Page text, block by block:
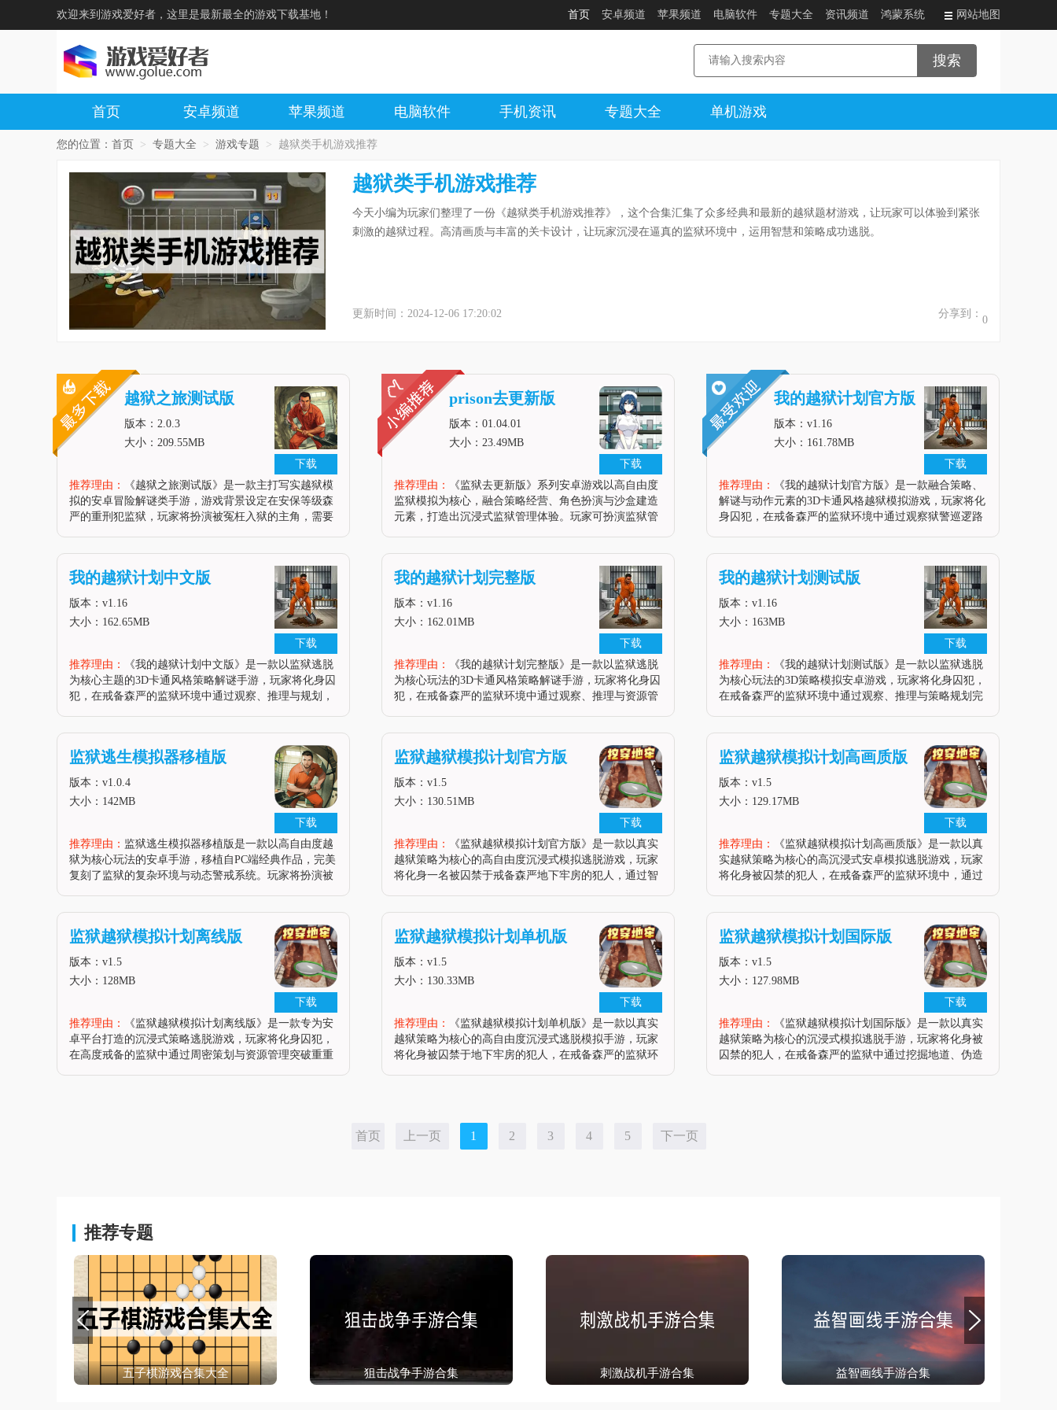
欢迎来到游戏爱好者，这里是最新最全的游戏下载基地！ 首页 安卓频道 苹果频道 电脑软件 专题大全 资讯频道 鸿蒙系统 网站地图
首页 安卓频道 苹果频道 电脑软件 手机资讯 专题大全 单机游戏
您的位置： 首页 > 专题大全 > 游戏专题 > 越狱类手机游戏推荐
越狱类手机游戏推荐
今天小编为玩家们整理了一份《越狱类手机游戏推荐》，这个合集汇集了众多经典和最新的越狱题材游戏，让玩家可以体验到紧张
刺激的越狱过程。高清画质与丰富的关卡设计，让玩家沉浸在逼真的监狱环境中，运用智慧和策略成功逃脱。
更新时间：2024-12-06 17:20:02 分享到：
0
下载
越狱之旅测试版
版本：2.0.3
大小：209.55MB
推荐理由：
《越狱之旅测试版》是一款主打写实越狱模
拟的安卓冒险解谜类手游，游戏背景设定在安保等级森
严的重刑犯监狱，玩家将扮演被冤枉入狱的主角，需要
下载
prison去更新版
版本：01.04.01
大小：23.49MB
推荐理由：
《监狱去更新版》系列安卓游戏以高自由度
监狱模拟为核心，融合策略经营、角色扮演与沙盒建造
元素，打造出沉浸式监狱管理体验。玩家可扮演监狱管
下载
我的越狱计划官方版
版本：v1.16
大小：161.78MB
推荐理由：
《我的越狱计划官方版》是一款融合策略、
解谜与动作元素的3D卡通风格越狱模拟游戏，玩家将化
身囚犯，在戒备森严的监狱环境中通过观察狱警巡逻路
下载
我的越狱计划中文版
版本：v1.16
大小：162.65MB
推荐理由：
《我的越狱计划中文版》是一款以监狱逃脱
为核心主题的3D卡通风格策略解谜手游，玩家将化身囚
犯，在戒备森严的监狱环境中通过观察、推理与规划，
下载
我的越狱计划完整版
版本：v1.16
大小：162.01MB
推荐理由：
《我的越狱计划完整版》是一款以监狱逃脱
为核心玩法的3D卡通风格策略解谜手游，玩家将化身囚
犯，在戒备森严的监狱环境中通过观察、推理与资源管
下载
我的越狱计划测试版
版本：v1.16
大小：163MB
推荐理由：
《我的越狱计划测试版》是一款以监狱逃脱
为核心玩法的3D策略模拟安卓游戏，玩家将化身囚犯，
在戒备森严的监狱环境中通过观察、推理与策略规划完
下载
监狱逃生模拟器移植版
版本：v1.0.4
大小：142MB
推荐理由： 监狱逃生模拟器移植版是一款以高自由度越
狱为核心玩法的安卓手游，移植自PC端经典作品，完美
复刻了监狱的复杂环境与动态警戒系统。玩家将扮演被
下载
监狱越狱模拟计划官方版
版本：v1.5
大小：130.51MB
推荐理由：
《监狱越狱模拟计划官方版》是一款以真实
越狱策略为核心的高自由度沉浸式模拟逃脱游戏，玩家
将化身一名被囚禁于戒备森严地下牢房的犯人，通过智
下载
监狱越狱模拟计划高画质版
版本：v1.5
大小：129.17MB
推荐理由：
《监狱越狱模拟计划高画质版》是一款以真
实越狱策略为核心的高沉浸式安卓模拟逃脱游戏，玩家
将化身被囚禁的犯人，在戒备森严的监狱环境中，通过
下载
监狱越狱模拟计划离线版
版本：v1.5
大小：128MB
推荐理由：
《监狱越狱模拟计划离线版》是一款专为安
卓平台打造的沉浸式策略逃脱游戏，玩家将化身囚犯，
在高度戒备的监狱中通过周密策划与资源管理突破重重
下载
监狱越狱模拟计划单机版
版本：v1.5
大小：130.33MB
推荐理由：
《监狱越狱模拟计划单机版》是一款以真实
越狱策略为核心的高自由度沉浸式逃脱模拟手游，玩家
将化身被囚禁于地下牢房的犯人，在戒备森严的监狱环
下载
监狱越狱模拟计划国际版
版本：v1.5
大小：127.98MB
推荐理由：
《监狱越狱模拟计划国际版》是一款以真实
越狱策略为核心的沉浸式模拟逃脱手游，玩家将化身被
囚禁的犯人，在戒备森严的监狱中通过挖掘地道、伪造
首页 上一页 1 2 3 4 5 下一页
推荐专题
五子棋游戏合集大全 狙击战争手游合集 刺激战机手游合集 益智画线手游合集